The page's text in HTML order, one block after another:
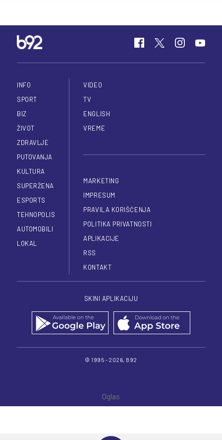
INFO
SPORT
BIZ
ŽIVOT
ZDRAVLJE
PUTOVANJA
KULTURA
SUPERŽENA
ESPORTS
TEHNOPOLIS
AUTOMOBILI
LOKAL
VIDEO
TV
ENGLISH
VREME
MARKETING
IMPRESUM
PRAVILA KORIŠĆENJA
POLITIKA PRIVATNOSTI
APLIKACIJE
RSS
KONTAKT
SKINI APLIKACIJU
© 1995 - 2026, B92